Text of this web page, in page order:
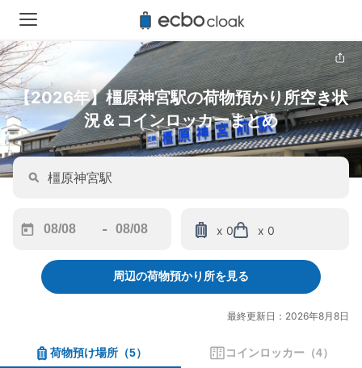
【2026年】橿原神宮駅の荷物預かり所空き状
況＆コインロッカーまとめ
forward
interact
calendar
and
-
backward
to
interact
calendar
and
x 0 x 0
周辺の荷物預かり所を見る
最終更新日：2026年8月8日
荷物預け場所 （5） コインロッカー （4）